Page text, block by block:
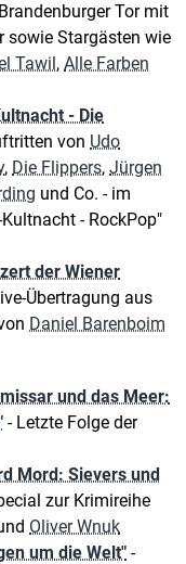
Tor mit
sowie Stargästen wie
Tawil, Alle Farben
- Die
von Udo
, Die Flippers, Jürgen
und Co. - im
- RockPop"
der Wiener
Übertragung aus
Daniel Barenboim
und das Meer:
- Letzte Folge der
Mord: Sievers und
zur Krimireihe
Oliver Wnuk
um die Welt" -